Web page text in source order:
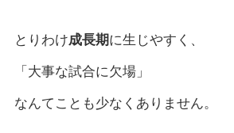
とりわけ成長期に生じやすく、
「大事な試合に欠場」
なんてことも少なくありません。